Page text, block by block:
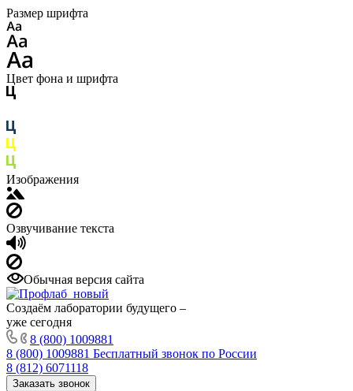
Размер шрифта
Цвет фона и шрифта
Изображения
Озвучивание текста
Обычная версия сайта
Создаём лаборатории будущего –
уже сегодня
8 (800) 1009881
8 (800) 1009881 Бесплатный звонок по России
8 (812) 6071118
Заказать звонок